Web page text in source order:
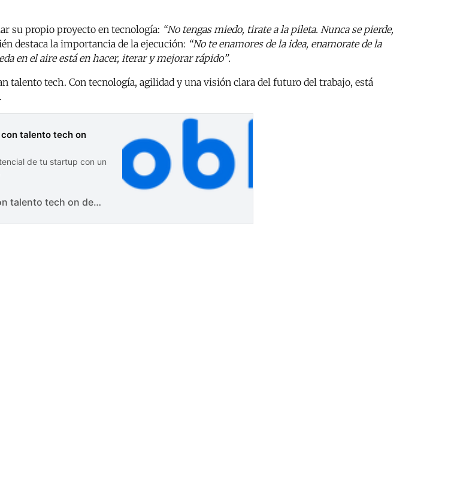
su propio proyecto en tecnología: “No tengas miedo, tirate a la pileta. Nunca se pierde,
destaca la importancia de la ejecución: “No te enamores de la idea, enamorate de la
en el aire está en hacer, iterar y mejorar rápido”.
talento tech. Con tecnología, agilidad y una visión clara del futuro del trabajo, está
talento tech on
de tu startup con un
Potenciamos startups con talento tech on demand